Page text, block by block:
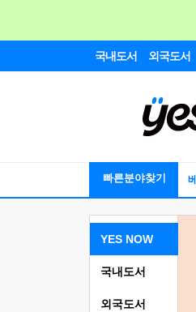
국내도서 외국도서
빠른분야찾기
YES NOW
국내도서
외국도서